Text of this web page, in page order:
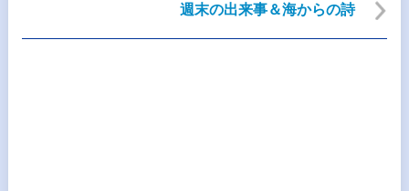
週末の出来事＆海からの詩